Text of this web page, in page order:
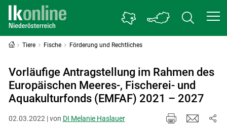
Tiere Fische Förderung und Rechtliches
Vorläufige Antragstellung im Rahmen des
Europäischen Meeres-, Fischerei- und
Aquakulturfonds (EMFAF) 2021 – 2027
02.03.2022 | von DI Melanie Haslauer